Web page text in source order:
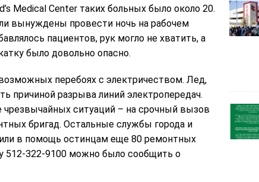
Medical Center таких больных было около 20.
вынуждены провести ночь на рабочем
пациентов, рук могло не хватить, а
было довольно опасно.
перебоях с электричеством. Лед,
причиной разрыва линий электропередач.
чрезвычайных ситуаций – на срочный вызов
бригад. Остальные службы города и
в помощь остинцам еще 80 ремонтных
512-322-9100 можно было сообщить о